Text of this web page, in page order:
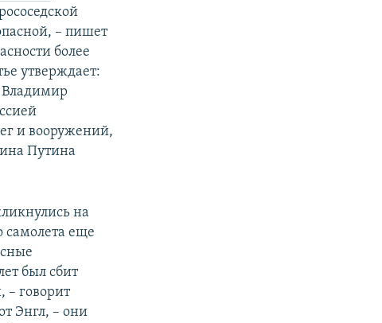
– пишет
более
утверждает:
Владимир
и вооружений,
Путина
на
самолета еще
был сбит
– говорит
Энгл, – они